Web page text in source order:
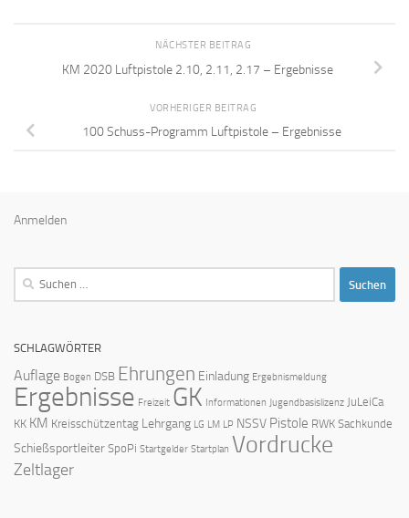
NÄCHSTER BEITRAG
KM 2020 Luftpistole 2.10, 2.11, 2.17 – Ergebnisse
VORHERIGER BEITRAG
100 Schuss-Programm Luftpistole – Ergebnisse
Anmelden
Suchen
SCHLAGWÖRTER
Auflage Bogen DSB Ehrungen Einladung Ergebnismeldung
Ergebnisse Freizeit GK Informationen Jugendbasislizenz JuLeiCa
KK KM Kreisschützentag Lehrgang LG LM LP NSSV Pistole RWK Sachkunde
Schießsportleiter SpoPi Startgelder Startplan Vordrucke
Zeltlager